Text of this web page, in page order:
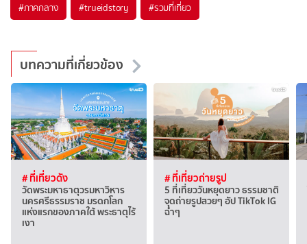
#ภาคกลาง #trueidstory #รวมที่เที่ยว
บทความที่เกี่ยวข้อง
# ที่เที่ยวดัง
วัดพระมหาธาตุวรมหาวิหาร
นครศรีธรรมราช มรดกโลก
แห่งแรกของภาคใต้ พระธาตุไร้
เงา
# ที่เที่ยวถ่ายรูป
5 ที่เที่ยววันหยุดยาว ธรรมชาติ
จุดถ่ายรูปสวยๆ อัป TikTok IG
ฉ่ำๆ